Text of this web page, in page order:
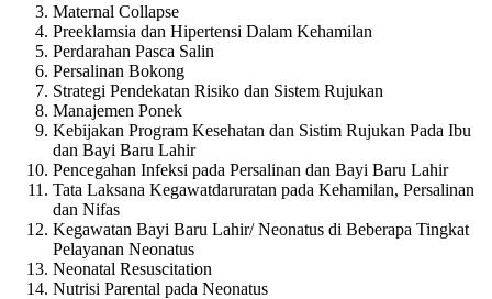
Maternal Collapse
Preeklamsia dan Hipertensi Dalam Kehamilan
Perdarahan Pasca Salin
Persalinan Bokong
Strategi Pendekatan Risiko dan Sistem Rujukan
Manajemen Ponek
Kebijakan Program Kesehatan dan Sistim Rujukan Pada Ibu
dan Bayi Baru Lahir
Pencegahan Infeksi pada Persalinan dan Bayi Baru Lahir
Tata Laksana Kegawatdaruratan pada Kehamilan, Persalinan
dan Nifas
Kegawatan Bayi Baru Lahir/ Neonatus di Beberapa Tingkat
Pelayanan Neonatus
Neonatal Resuscitation
Nutrisi Parental pada Neonatus